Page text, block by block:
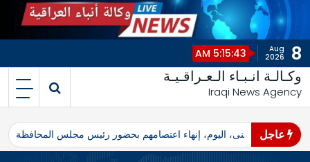
i
t
8
Aug
2026
5:15:43 AM
وكـالـة انـبـاء الـعـراقـيـة
Iraqi News Agency
عاجل
محافظ المثنى، اليوم، إنهاء اعتصامهم بحضور رئيس مجلس المحافظة